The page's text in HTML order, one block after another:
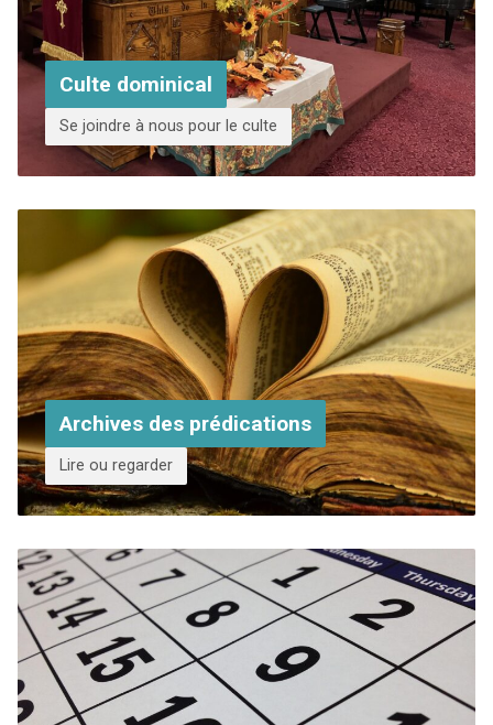
Culte dominical
Se joindre à nous pour le culte
Archives des prédications
Lire ou regarder